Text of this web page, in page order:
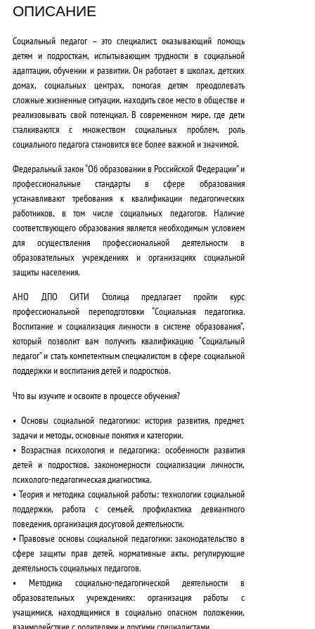
0
₽
.
ОПИСАНИЕ
Социальный педагог – это специалист, оказывающий помощь
детям и подросткам, испытывающим трудности в социальной
адаптации, обучении и развитии. Он работает в школах, детских
домах, социальных центрах, помогая детям преодолевать
сложные жизненные ситуации, находить свое место в обществе и
реализовывать свой потенциал. В современном мире, где дети
сталкиваются с множеством социальных проблем, роль
социального педагога становится все более важной и значимой.
Федеральный закон “Об образовании в Российской Федерации” и
профессиональные стандарты в сфере образования
устанавливают требования к квалификации педагогических
работников, в том числе социальных педагогов. Наличие
соответствующего образования являетсянеобходимым условием
для осуществления профессиональной деятельности в
образовательных учреждениях и организациях социальной
защиты населения.
АНО ДПО СИТИ Столица предлагает пройти курс
профессиональной переподготовки “Социальная педагогика.
Воспитание и социализация личности в системе образования”,
который позволит вам получить квалификацию “Социальный
педагог” и стать компетентным специалистом в сфере социальной
поддержки и воспитания детей и подростков.
Что вы изучите и освоите в процессе обучения?
•Основы социальной педагогики: история развития, предмет,
задачи и методы, основные понятия и категории.
•Возрастная психология и педагогика: особенности развития
детей и подростков, закономерности социализации личности,
психолого-педагогическая диагностика.
• Теория и методика социальной работы:технологии социальной
поддержки, работа с семьей, профилактика девиантного
поведения, организация досуговой деятельности.
•Правовые основы социальной педагогики:законодательство в
сфере защиты прав детей, нормативные акты, регулирующие
деятельность социальных педагогов.
• Методика социально-педагогической деятельности в
образовательных учреждениях: организация работы с
учащимися, находящимися в социально опасном положении,